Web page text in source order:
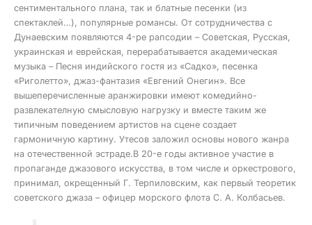
сентиментального плана, так и блатные песенки (из
спектаклей…), популярные романсы. От сотрудничества с
Дунаевским появляются 4-ре рапсодии – Советская, Русская,
украинская и еврейская, перерабатывается академическая
музыка – Песня индийского гостя из «Садко», песенка
«Риголетто», джаз-фантазия «Евгений Онегин». Все
вышеперечисленные аранжировки имеют комедийно-
развлекателную смысловую нагрузку и вместе таким же
типичным поведением артистов на сцене создает
гармоничную картину. Утесов заложил основы нового жанра
на отечественной эстраде.В 20-е годы активное участие в
пропаганде джазового искусства, в том числе и оркестрового,
принимал, окрещенный Г. Терпиловским, как первый теоретик
советского джаза – офицер морского флота С. А. Колбасьев.